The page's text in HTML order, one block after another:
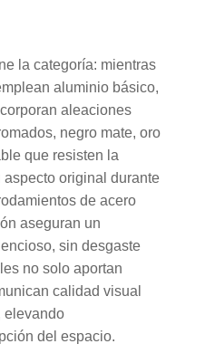
la categoría: mientras
aluminio básico,
aleaciones
negro mate, oro
que resisten la
original durante
de acero
aseguran un
sin desgaste
no solo aportan
calidad visual
elevando
del espacio.